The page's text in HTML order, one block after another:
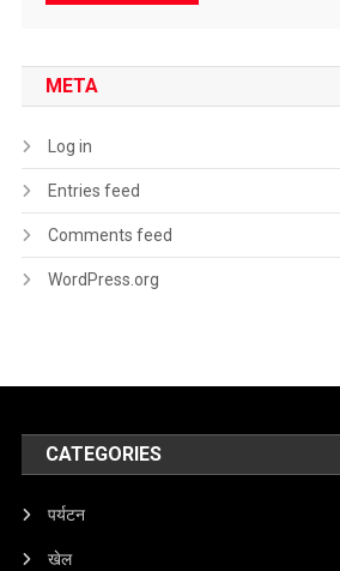
META
Log in
Entries feed
Comments feed
WordPress.org
CATEGORIES
पर्यटन
खेल